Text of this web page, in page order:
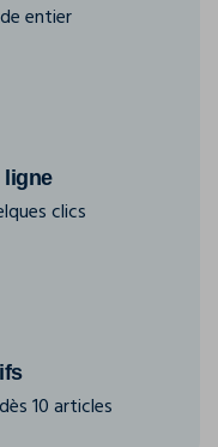
entier
ligne
clics
10 articles